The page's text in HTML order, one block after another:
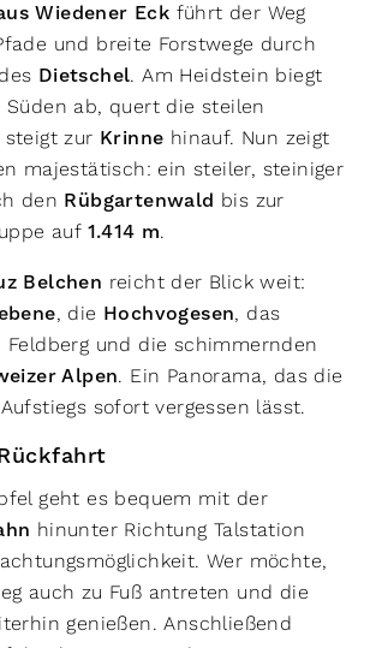
Wiedener Eck führt der Weg
und breite Forstwege durch
Dietschel. Am Heidstein biegt
Süden ab, quert die steilen
steigt zur Krinne hinauf. Nun zeigt
majestätisch: ein steiler, steiniger
den Rübgartenwald bis zur
auf 1.414 m.
Belchen reicht der Blick weit:
, die Hochvogesen, das
Feldberg und die schimmernden
Alpen. Ein Panorama, das die
sofort vergessen lässt.
geht es bequem mit der
hinunter Richtung Talstation
Wer möchte,
auch zu Fuß antreten und die
genießen. Anschließend